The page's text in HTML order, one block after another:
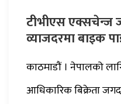
टीभीएस एक्सचेन्ज
व्याजदरमा बाइक
काठमाडौं । नेपालको
आधिकारिक बिक्रेता